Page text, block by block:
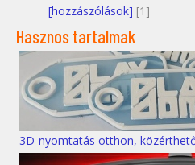
[hozzászólások] [1]
Hasznos tartalmak
3D-nyomtatás otthon,